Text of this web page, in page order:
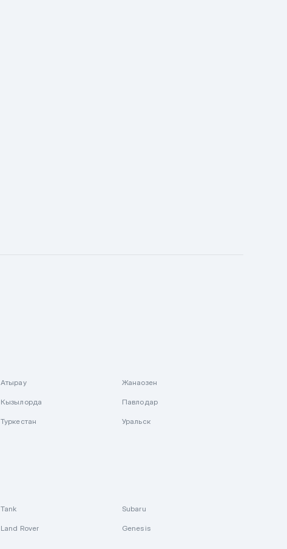
Атырау Жанаозен
Кызылорда Павлодар
Туркестан Уральск
Tank Subaru
Land Rover Genesis